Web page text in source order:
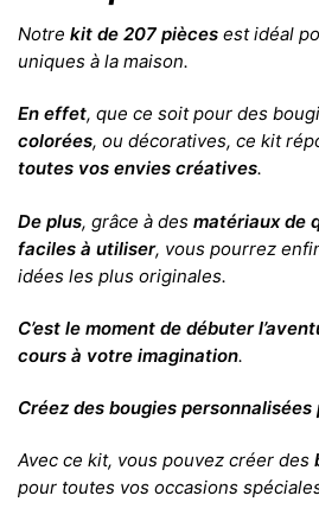
Notre kit de 207 pièces est idéal
uniques à la maison.
En effet, que ce soit pour des
colorées, ou décoratives, ce kit
toutes vos envies créatives.
De plus, grâce à des matériaux de
faciles à utiliser, vous pourrez
idées les plus originales.
C’est le moment de débuter
cours à votre imagination.
Créez des bougies
Avec ce kit, vous pouvez créer des
pour toutes vos occasions